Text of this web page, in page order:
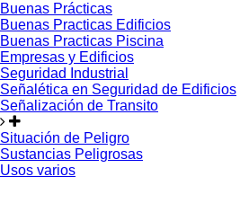
Buenas Prácticas
Buenas Practicas Edificios
Buenas Practicas Piscina
Empresas y Edificios
Seguridad Industrial
Señalética en Seguridad de Edificios
Señalización de Transito
Situación de Peligro
Sustancias Peligrosas
Usos varios